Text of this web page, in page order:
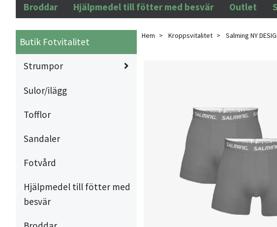
Broddar
Hjälpmedel till fötter med besvär Outlet
Butik Fotvitalitet
Strumpor
Sulor/ilägg
Tofflor
Sandaler
Fotvård
Hjälpmedel till fötter med
besvär
Hem Kroppsvitalitet Salming NY